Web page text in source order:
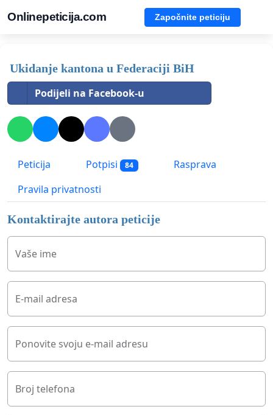
Onlinepeticija.com Započnite peticiju
Ukidanje kantona u Federaciji BiH
Podijeli na Facebook-u
Peticija Potpisi 84
Rasprava
Pravila privatnosti
Kontaktirajte autora peticije
Vaše ime
E-mail adresa
Ponovite svoju e-mail adresu
Broj telefona